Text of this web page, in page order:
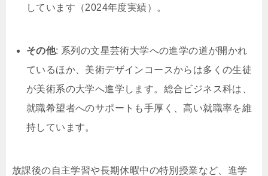
しています（2024年度実績）。
その他: 系列の文星芸術大学への進学の道が開かれ
ているほか、美術デザインコースからは多くの生徒
が美術系の大学へ進学します。総合ビジネス科は、
就職希望者へのサポートも手厚く、高い就職率を維
持しています。
放課後の自主学習や長期休暇中の特別授業など、進学